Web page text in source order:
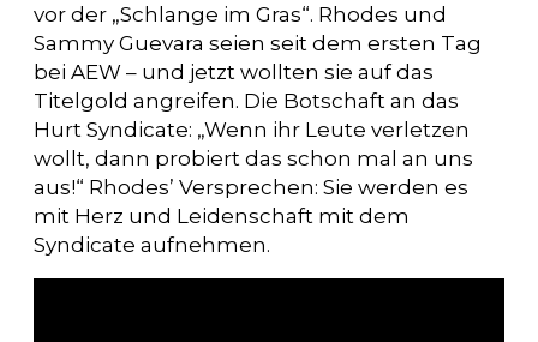
vor der „Schlange im Gras“. Rhodes und
Sammy Guevara seien seit dem ersten Tag
bei AEW – und jetzt wollten sie auf das
Titelgold angreifen. Die Botschaft an das
Hurt Syndicate: „Wenn ihr Leute verletzen
wollt, dann probiert das schon mal an uns
aus!“ Rhodes’ Versprechen: Sie werden es
mit Herz und Leidenschaft mit dem
Syndicate aufnehmen.